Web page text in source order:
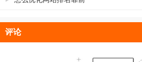
评论